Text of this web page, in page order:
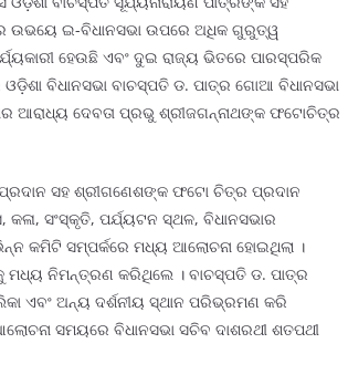
ଉଭୟେ ଇ-ବିଧାନସଭା ଉପରେ ଅଧିକ ଗୁରୁତ୍ୱ
ହେଉଛି ଏବଂ ଦୁଇ ରାଜ୍ୟ ଭିତରେ ପାରସ୍ପରିକ
ବିଧାନସଭା ବାଚସ୍ପତି ଡ. ପାତ୍ର ଗୋଆ ବିଧାନସଭା
ଆରାଧ୍ୟ ଦେବତା ପ୍ରଭୁ ଶ୍ରୀଜଗନ୍ନାଥଙ୍କ ଫଟୋଚିତ୍ର
ସହ ଶ୍ରୀଗଣେଶଙ୍କ ଫଟୋ ଚିତ୍ର ପ୍ରଦାନ
ସଂସ୍କୃତି, ପର୍ଯ୍ୟଟନ ସ୍ଥଳ, ବିଧାନସଭାର
କମିଟି ସମ୍ପର୍କରେ ମଧ୍ୟ ଆଲୋଚନା ହୋଇଥିଲା ।
ନିମନ୍ତ୍ରଣ କରିଥିଲେ । ବାଚସ୍ପତି ଡ. ପାତ୍ର
ଏବଂ ଅନ୍ୟ ଦର୍ଶନୀୟ ସ୍ଥାନ ପରିଭ୍ରମଣ କରି
ସମୟରେ ବିଧାନସଭା ସଚିବ ଦାଶରଥୀ ଶତପଥୀ